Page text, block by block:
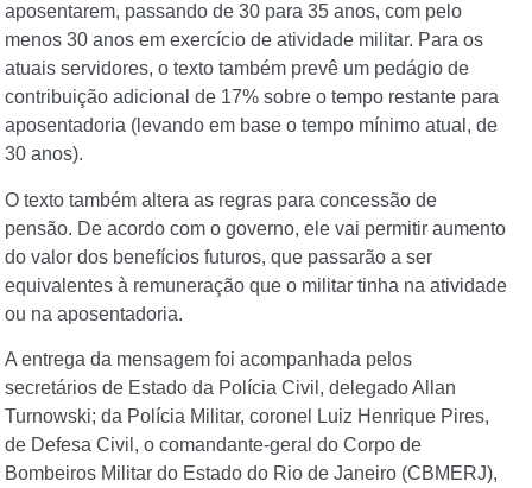
aposentarem, passando de 30 para 35 anos, com pelo
menos 30 anos em exercício de atividade militar. Para os
atuais servidores, o texto também prevê um pedágio de
contribuição adicional de 17% sobre o tempo restante para
aposentadoria (levando em base o tempo mínimo atual, de
30 anos).
O texto também altera as regras para concessão de
pensão. De acordo com o governo, ele vai permitir aumento
do valor dos benefícios futuros, que passarão a ser
equivalentes à remuneração que o militar tinha na atividade
ou na aposentadoria.
A entrega da mensagem foi acompanhada pelos
secretários de Estado da Polícia Civil, delegado Allan
Turnowski; da Polícia Militar, coronel Luiz Henrique Pires,
de Defesa Civil, o comandante-geral do Corpo de
Bombeiros Militar do Estado do Rio de Janeiro (CBMERJ),